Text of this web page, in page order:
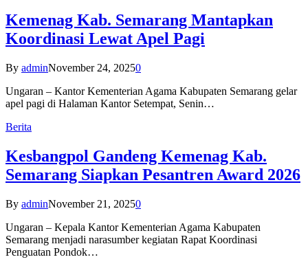
Kemenag Kab. Semarang Mantapkan
Koordinasi Lewat Apel Pagi
By adminNovember 24, 20250
Ungaran – Kantor Kementerian Agama Kabupaten Semarang gelar
apel pagi di Halaman Kantor Setempat, Senin…
Berita
Kesbangpol Gandeng Kemenag Kab.
Semarang Siapkan Pesantren Award 2026
By adminNovember 21, 20250
Ungaran – Kepala Kantor Kementerian Agama Kabupaten
Semarang menjadi narasumber kegiatan Rapat Koordinasi
Penguatan Pondok…